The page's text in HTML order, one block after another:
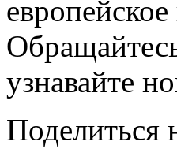
узнавайте